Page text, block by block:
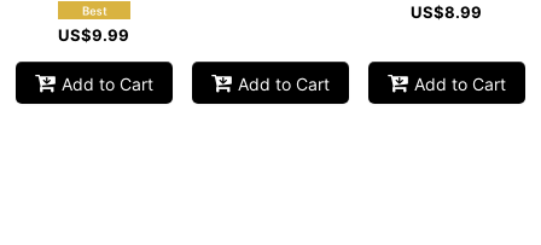
US$9.99
Add to Cart Add to Cart
US$8.99
Add to Cart